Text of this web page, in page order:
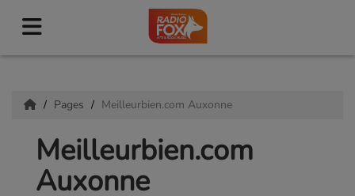
Pages Meilleurbien.com Auxonne
Meilleurbien.com
Auxonne